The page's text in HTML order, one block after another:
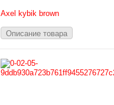
Axel kybik brown
Описание товара